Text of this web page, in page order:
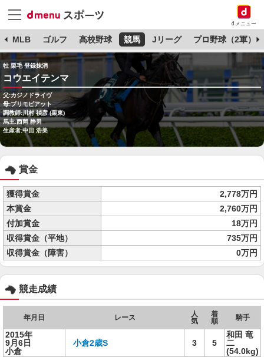
dメニュー
MLB ゴルフ 高校野球 競馬 Jリーグ プロ野球（2軍）
牡 栗毛 登録抹消
コウエイテンマ
父:カジノドライヴ
母:プリモピアット
調教師:川村 禎彦 (栗東)
馬主:西岡 静男
生産者:中田 浩美
賞金
獲得賞金
2,778万円
本賞金
2,760万円
付加賞金
18万円
収得賞金（平地）
735万円
収得賞金（障害）
0万円
競走成績
年月日 レース
人
気
着
順
騎手
2015年
9月6日
小倉
小倉2歳S 3 5
和田 竜
二
(54.0kg)